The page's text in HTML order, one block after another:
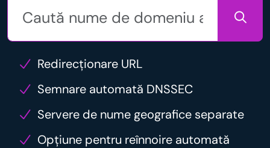
Redirecționare URL
Semnare automată DNSSEC
Servere de nume geografice separate
Opțiune pentru reînnoire automată